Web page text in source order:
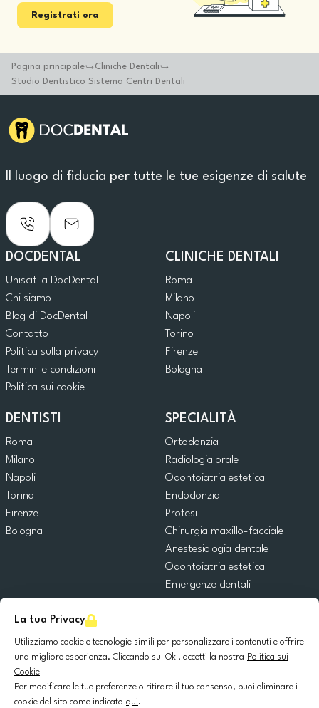
La tua Privacy
Utilizziamo cookie e tecnologie simili per personalizzare i contenuti e offrire
una migliore esperienza. Cliccando su 'Ok', accetti la nostra Politica sui
Cookie
Per modificare le tue preferenze o ritirare il tuo consenso, puoi eliminare i
cookie del sito come indicato qui.
Registrati ora
Pagina principale
Cliniche Dentali
Studio Dentistico Sistema Centri Dentali
Il luogo di fiducia per tutte le tue esigenze di salute
DOCDENTAL
Unisciti a DocDental
Chi siamo
Blog di DocDental
Contatto
Politica sulla privacy
Termini e condizioni
Politica sui cookie
CLINICHE DENTALI
Roma
Milano
Napoli
Torino
Firenze
Bologna
DENTISTI
Roma
Milano
Napoli
Torino
Firenze
Bologna
SPECIALITÀ
Ortodonzia
Radiologia orale
Odontoiatria estetica
Endodonzia
Protesi
Chirurgia maxillo-facciale
Anestesiologia dentale
Odontoiatria estetica
Emergenze dentali
Chirurgia orale
Implantologia dentale